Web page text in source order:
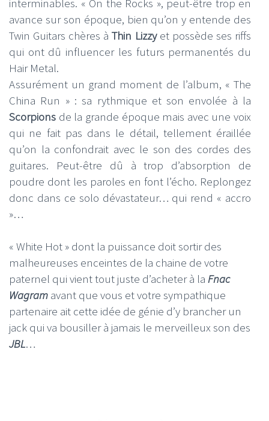
interminables. « On the Rocks », peut-être trop en
avance sur son époque, bien qu’on y entende des
Twin Guitars chères àThin Lizzy et possède ses riffs
qui ont dû influencer les futurs permanentés du
Hair Metal.
Assurément un grand moment de l’album, « The
China Run » : sa rythmique et son envolée à la
Scorpions de la grande époque mais avec une voix
qui ne fait pas dans le détail, tellement éraillée
qu’on la confondrait avec le son des cordes des
guitares. Peut-être dû à trop d’absorption de
poudre dont les paroles en font l’écho. Replongez
donc dans ce solo dévastateur… qui rend « accro
»…
« White Hot » dont la puissance doit sortir des
malheureuses enceintes de la chaine de votre
paternel qui vient tout juste d’acheter à la Fnac
Wagram avant que vous et votre sympathique
partenaire ait cette idée de génie d’y brancher un
jack qui va bousiller à jamais le merveilleux son des
JBL…